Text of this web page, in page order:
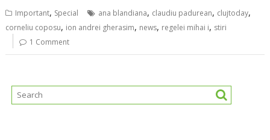
Important, Special ana blandiana, claudiu padurean, clujtoday,
corneliu coposu, ion andrei gherasim, news, regelei mihai i, stiri
1 Comment